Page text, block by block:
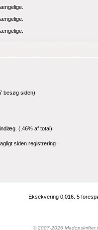
besøg siden)
(,46% af total)
siden registrering
Eksekvering 0,016. 5
© 2007-2026